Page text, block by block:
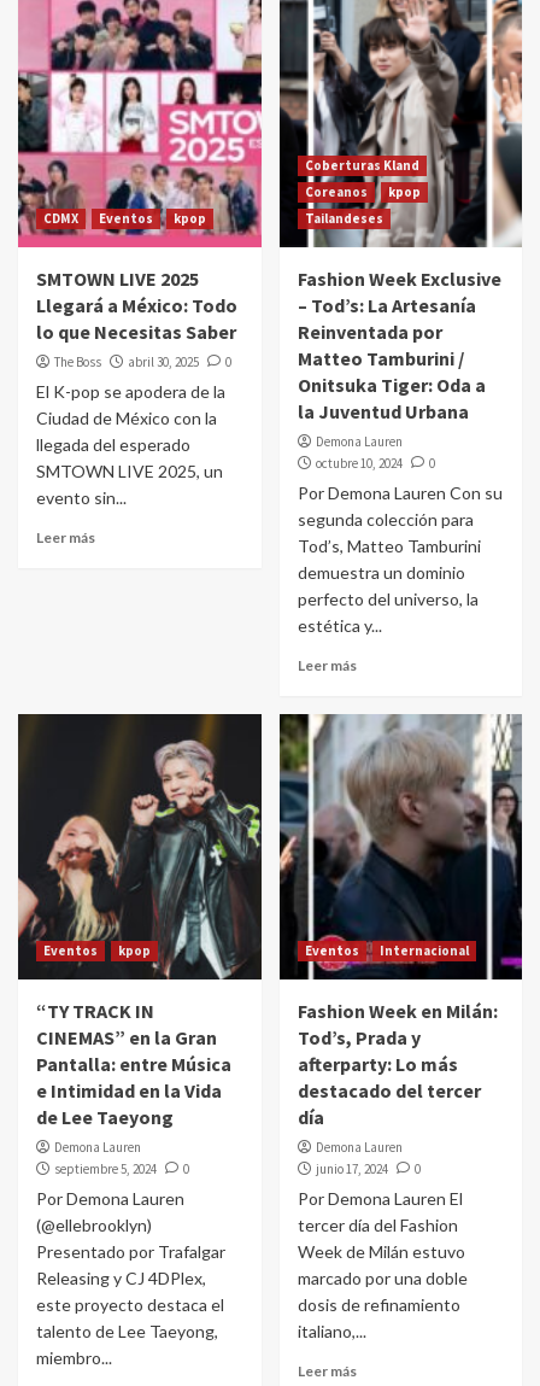
CDMX Eventos kpop
SMTOWN LIVE 2025
Llegará a México: Todo
lo que Necesitas Saber
The Boss abril 30, 2025 0
El K-pop se apodera de la
Ciudad de México con la
llegada del esperado
SMTOWN LIVE 2025, un
evento sin...
Leer más
Coberturas Kland
Coreanos
kpop
Tailandeses
Fashion Week Exclusive
– Tod’s: La Artesanía
Reinventada por
Matteo Tamburini /
Onitsuka Tiger: Oda a
la Juventud Urbana
Demona Lauren
octubre 10, 2024
0
Por Demona Lauren Con su
segunda colección para
Tod’s, Matteo Tamburini
demuestra un dominio
perfecto del universo, la
estética y...
Leer más
Eventos kpop
“TY TRACK IN
CINEMAS” en la Gran
Pantalla: entre Música
e Intimidad en la Vida
de Lee Taeyong
Demona Lauren
septiembre 5, 2024
0
Por Demona Lauren
(@ellebrooklyn)
Presentado por Trafalgar
Releasing y CJ 4DPlex,
este proyecto destaca el
talento de Lee Taeyong,
miembro...
Eventos Internacional
Fashion Week en Milán:
Tod’s, Prada y
afterparty: Lo más
destacado del tercer
día
Demona Lauren
junio 17, 2024
0
Por Demona Lauren El
tercer día del Fashion
Week de Milán estuvo
marcado por una doble
dosis de refinamiento
italiano,...
Leer más